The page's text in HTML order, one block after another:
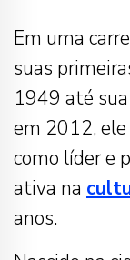
Em uma
suas
1949 até
em 2012,
como líder e
ativa na
anos.